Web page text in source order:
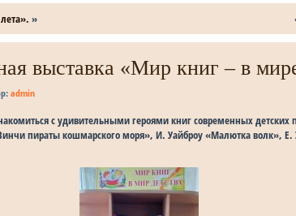
»
выставка «Мир книг – в
admin
с удивительными героями книг современных
пираты кошмарского моря», И. Уайброу «Малютка волк», Е.